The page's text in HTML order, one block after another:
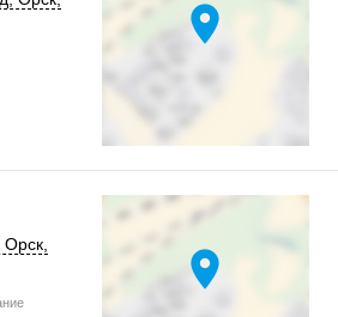
location_on
Орск,
location_on